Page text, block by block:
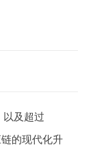
以及超过
的现代化升